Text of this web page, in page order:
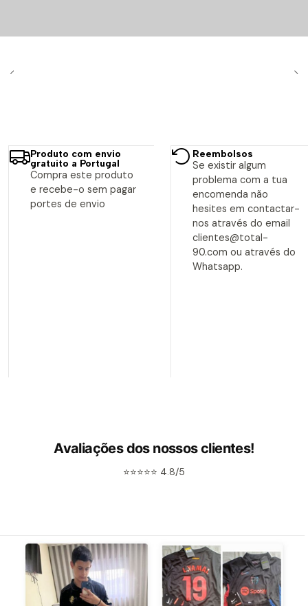
Produto com envio
gratuito a Portugal
Compra este produto
e recebe-o sem pagar
portes de envio
Reembolsos
Se existir algum
problema com a tua
encomenda não
hesites em contactar-
nos através do email
clientes@total-
90.com ou através do
Whatsapp.
Avaliações dos nossos clientes!
⭐⭐⭐⭐⭐ 4.8/5